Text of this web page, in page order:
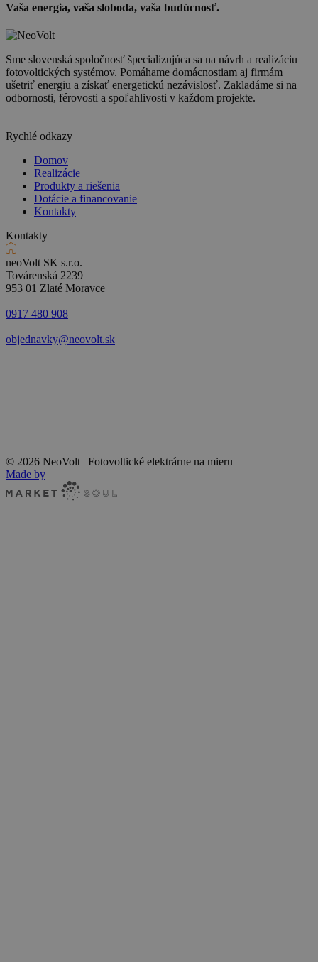
Vaša energia, vaša sloboda, vaša budúcnosť.
Sme slovenská spoločnosť špecializujúca sa na návrh a realizáciu
fotovoltických systémov. Pomáhame domácnostiam aj firmám
ušetriť energiu a získať energetickú nezávislosť. Zakladáme si na
odbornosti, férovosti a spoľahlivosti v každom projekte.
Rychlé odkazy
Domov
Realizácie
Produkty a riešenia
Dotácie a financovanie
Kontakty
Kontakty
neoVolt SK s.r.o.
Továrenská 2239
953 01 Zlaté Moravce
0917 480 908
objednavky@neovolt.sk
© 2026 NeoVolt | Fotovoltické elektrárne na mieru
Made by